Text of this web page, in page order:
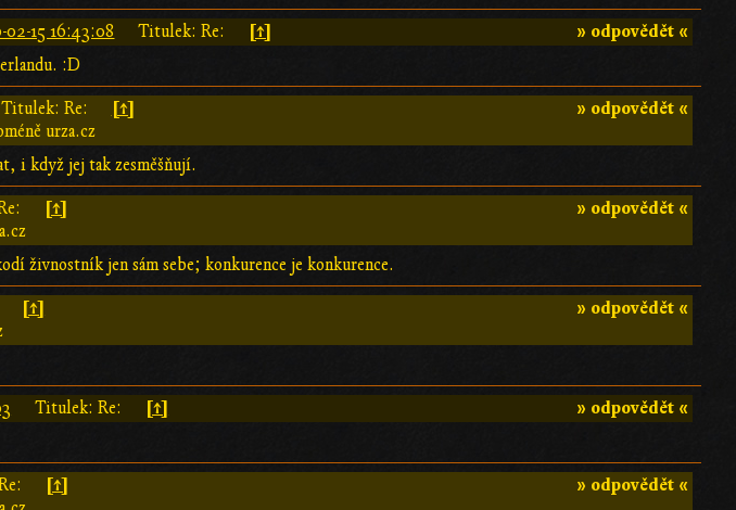
» odpovědět «
02-15 16:43:08 Titulek: Re: [↑]
:D
» odpovědět «
Titulek: Re: [↑]
urza.cz
i když jej tak zesměšňují.
» odpovědět «
[↑]
živnostník jen sám sebe; konkurence je konkurence.
» odpovědět «
[↑]
» odpovědět «
Titulek: Re: [↑]
» odpovědět «
[↑]